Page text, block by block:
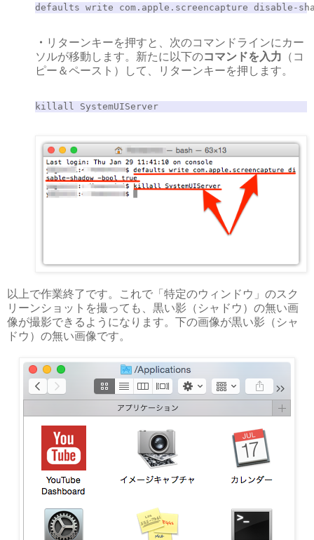
defaults write com.apple.screencapture disable-
・ リターンキーを押すと、次のコマンドラインにカー
ソルが移動します。新たに以下のコマンドを入力 （コ
ピー＆ペースト）して、リターンキーを押します。
killall SystemUIServer
以上で作業終了です。これで「特定のウィンドウ」のスク
リーンショットを撮っても、黒い影（シャドウ）の無い画
像が撮影できるようになります。下の画像が黒い影（シャ
ドウ）の無い画像です。